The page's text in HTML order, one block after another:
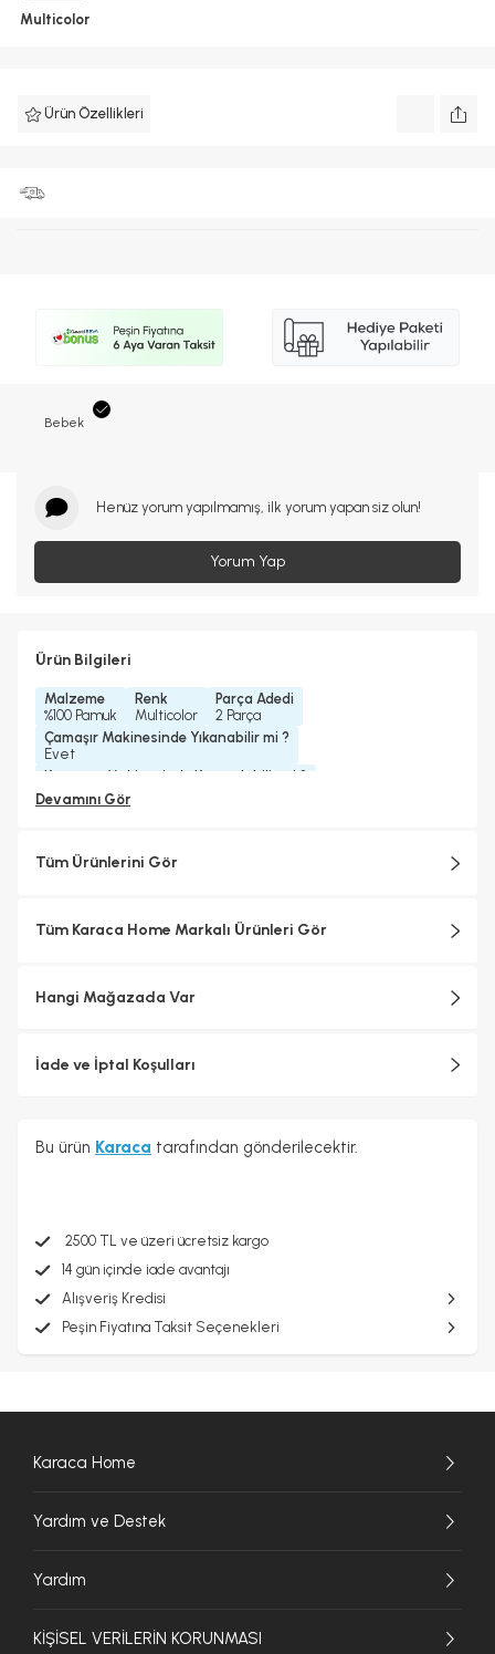
Multicolor
Ürün Özellikleri
Bebek
Henüz yorum yapılmamış, ilk yorum yapan siz olun!
Yorum Yap
Ürün Bilgileri
Malzeme
%100 Pamuk
Renk
Multicolor
Parça Adedi
2 Parça
Çamaşır Makinesinde Yıkanabilir mi ?
Evet
Kurutma Makinesinde Kurutulabilir mi ?
Devamını Gör
Tüm Ürünlerini Gör
Tüm Karaca Home Markalı Ürünleri Gör
Hangi Mağazada Var
İade ve İptal Koşulları
Bu ürün Karaca tarafından gönderilecektir.
2500 TL ve üzeri ücretsiz kargo
14 gün içinde iade avantajı
Alışveriş Kredisi
Peşin Fiyatına Taksit Seçenekleri
Karaca Home
Yardım ve Destek
Yardım
KİŞİSEL VERİLERİN KORUNMASI